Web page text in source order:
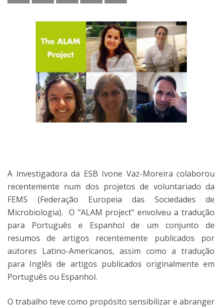
A investigadora da ESB Ivone Vaz-Moreira colaborou
recentemente num dos projetos de voluntariado da
FEMS (Federação Europeia das Sociedades de
Microbiologia). O "ALAM project" envolveu a tradução
para Português e Espanhol de um conjunto de
resumos de artigos recentemente publicados por
autores Latino-Americanos, assim como a tradução
para Inglês de artigos publicados originalmente em
Português ou Espanhol.
O trabalho teve como propósito sensibilizar e abranger